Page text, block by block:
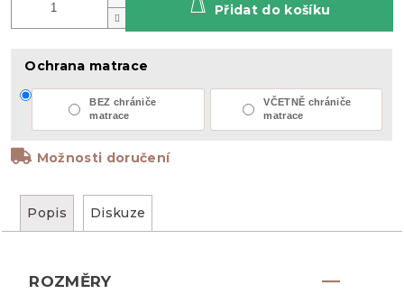
Ochrana matrace
BEZ chrániče
matrace
VČETNĚ chrániče
matrace
Možnosti doručení
Přidat do košíku
Popis Diskuze
ROZMĚRY